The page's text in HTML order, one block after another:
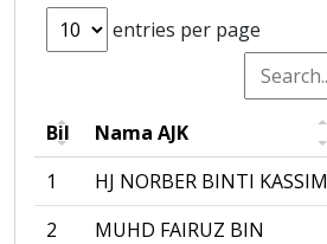
entries per page
Bil Nama AJK
1
HJ NORBER BINTI KASSIM
2
MUHD FAIRUZ BIN